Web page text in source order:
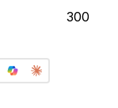
300